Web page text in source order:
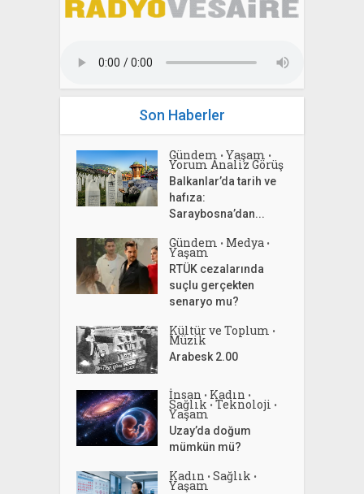
Son Haberler
Gündem • Yaşam •
Yorum Analiz Görüş
Balkanlar’da tarih ve
hafıza:
Saraybosna’dan...
Gündem • Medya •
Yaşam
RTÜK cezalarında
suçlu gerçekten
senaryo mu?
Kültür ve Toplum •
Müzik
Arabesk 2.00
İnsan • Kadın •
Sağlık • Teknoloji •
Yaşam
Uzay’da doğum
mümkün mü?
Kadın • Sağlık •
Yaşam